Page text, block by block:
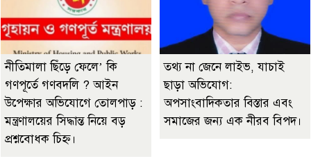
নীতিমালা ছিঁড়ে ফেলে’ কি
গণপূর্তে গণবদলি ? আইন
উপেক্ষার অভিযোগে তোলপাড় :
মন্ত্রণালয়ের সিদ্ধান্ত নিয়ে বড়
প্রশ্নবোধক চিহ্ন।
তথ্য না জেনে লাইভ, যাচাই
ছাড়া অভিযোগ:
অপসাংবাদিকতার বিস্তার এবং
সমাজের জন্য এক নীরব বিপদ।